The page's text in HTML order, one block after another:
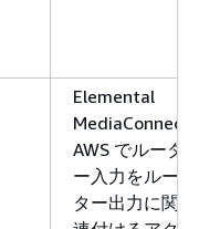
Elemental
MediaConnect
AWS でルータ
ー入力をルー
ター出力に関